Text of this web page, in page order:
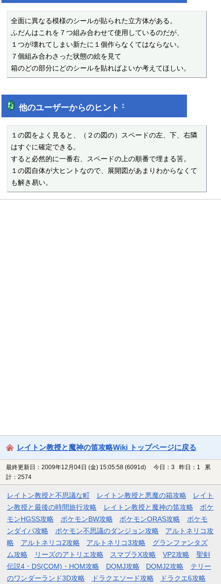
全面に異なる模様のシールが貼られた立方体がある。
ふだんはこれを７つ組み合わせて使用しているのだが、
１つが壊れてしまい新たに１個作らなくてはならない。
７個組み合わさった状態の絵を見て
箱のどの部分にどのシールを貼ればよいか考えてほしい。
他のユーザーからのヒント†
１の図をよく見ると、（２の図の）スペードの左、下、右隣
はすぐに確定できる。
すると必然的に一番右、スペードの上の順番で埋まる筈。
１の図自体が大ヒントなので、展開図があまりわからなくて
も解き易い。
レイトン教授と魔神の笛攻略Wiki トップページに戻る
最終更新日：2009年12月04日 (金) 15:05:58 (6091d)
今日：3 昨日：1 累
計：2574
レイトン教授と不思議な町 レイトン教授と悪魔の箱攻略
レイト
ン教授と最後の時間旅行攻略
レイトン教授と魔神の笛攻略
ポケ
モンHGSS攻略
ポケモンBW攻略 ポケモンORAS攻略
ポケモ
ンダイパ攻略
ポケモン不思議のダンジョン攻略
アルトネリコ攻
略
アルトネリコ2攻略 アルトネリコ3攻略
グランファンタズ
ム攻略
リーズのアトリエ攻略 スマブラX攻略 VP2攻略
聖剣
伝説4・DS(COM)・HOM攻略
DQMJ攻略 DQMJ2攻略
テリー
のワンダーランド3D攻略
ドラクエソード攻略 ドラクエ6攻略